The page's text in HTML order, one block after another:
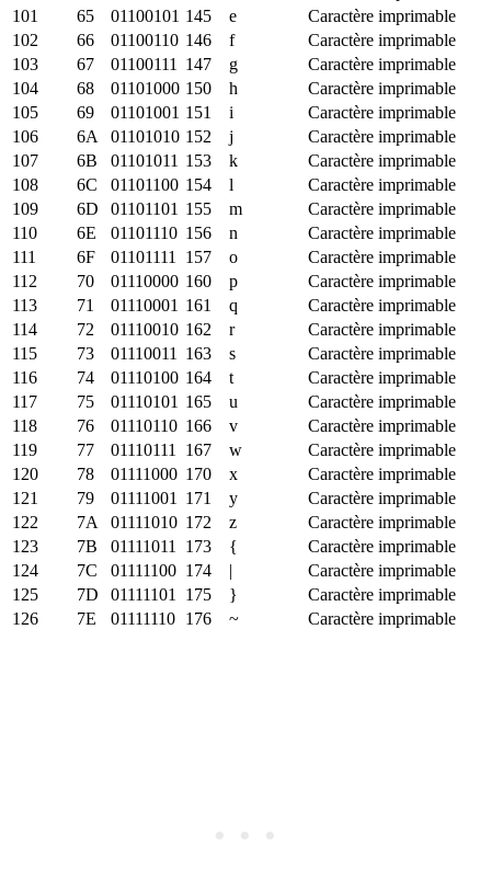
101
65 01100101 145 e
Caractère imprimable
102
66 01100110 146 f
Caractère imprimable
103
67 01100111 147 g
Caractère imprimable
104
68 01101000 150 h
Caractère imprimable
105
69 01101001 151 i
Caractère imprimable
106
6A 01101010 152 j
Caractère imprimable
107
6B 01101011 153 k
Caractère imprimable
108
6C 01101100 154 l
Caractère imprimable
109
6D 01101101 155 m
Caractère imprimable
110
6E 01101110 156 n
Caractère imprimable
111
6F 01101111 157 o
Caractère imprimable
112
70 01110000 160 p
Caractère imprimable
113
71 01110001 161 q
Caractère imprimable
114
72 01110010 162 r
Caractère imprimable
115
73 01110011 163 s
Caractère imprimable
116
74 01110100 164 t
Caractère imprimable
117
75 01110101 165 u
Caractère imprimable
118
76 01110110 166 v
Caractère imprimable
119
77 01110111 167 w
Caractère imprimable
120
78 01111000 170 x
Caractère imprimable
121
79 01111001 171 y
Caractère imprimable
122
7A 01111010 172 z
Caractère imprimable
123
7B 01111011 173 {
Caractère imprimable
124
7C 01111100 174 |
Caractère imprimable
125
7D 01111101 175 }
Caractère imprimable
126
7E 01111110 176 ~ Caractère imprimable